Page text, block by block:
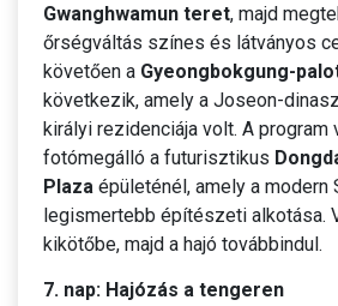
Gwanghwamun teret, majd
őrségváltás színes és látványos
követően a Gyeongbokgung-
következik, amely a Joseon-
királyi rezidenciája volt. A program
fotómegálló a futurisztikus
Plaza épületénél, amely a modern
legismertebb építészeti alkotása.
kikötőbe, majd a hajó továbbindul.
7. nap: Hajózás a tengeren